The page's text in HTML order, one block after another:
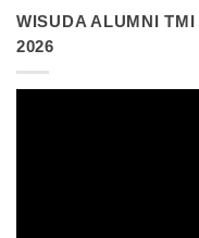
WISUDA ALUMNI
2026